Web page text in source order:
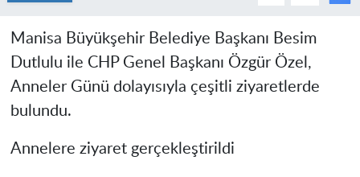
Manisa Büyükşehir Belediye Başkanı Besim
Dutlulu ile CHP Genel Başkanı Özgür Özel,
Anneler Günü dolayısıyla çeşitli ziyaretlerde
bulundu.
Annelere ziyaret gerçekleştirildi